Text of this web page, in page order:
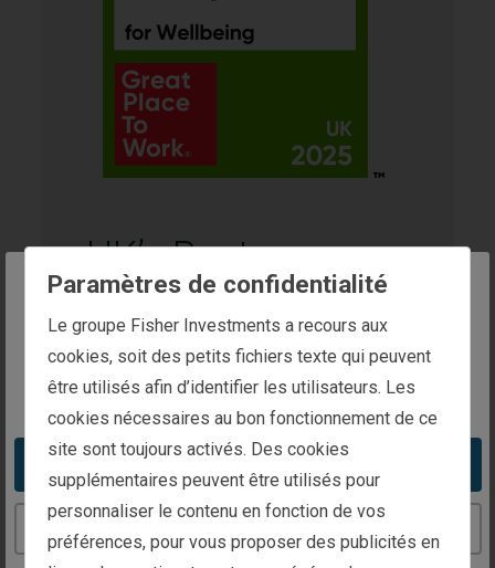
The website you are trying to reach is
intended for investors in Belgium
You appear to be in the United States
Take me to the United States website
UK’s Best
Workplaces™ for
Wellbeing
Décerné par :
Great Place to Work®
Lauréat :
Fisher Investments UK
Reçu en :
Paramètres de confidentialité
Le groupe Fisher Investments a recours aux
cookies, soit des petits fichiers texte qui peuvent
être utilisés afin d’identifier les utilisateurs. Les
cookies nécessaires au bon fonctionnement de ce
site sont toujours activés. Des cookies
supplémentaires peuvent être utilisés pour
personnaliser le contenu en fonction de vos
préférences, pour vous proposer des publicités en